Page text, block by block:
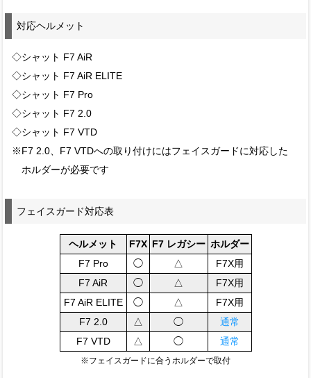
対応ヘルメット
◇シャット F7 AiR
◇シャット F7 AiR ELITE
◇シャット F7 Pro
◇シャット F7 2.0
◇シャット F7 VTD
※F7 2.0、F7 VTDへの取り付けにはフェイスガードに対応した
ホルダーが必要です
フェイスガード対応表
ヘルメット F7X F7 レガシー ホルダー
F7 Pro
◯ △
F7X用
F7 AiR
◯ △
F7X用
F7 AiR ELITE
◯ △
F7X用
F7 2.0
△ ◯
通常
F7 VTD
△ ◯ 通常
※フェイスガードに合うホルダーで取付